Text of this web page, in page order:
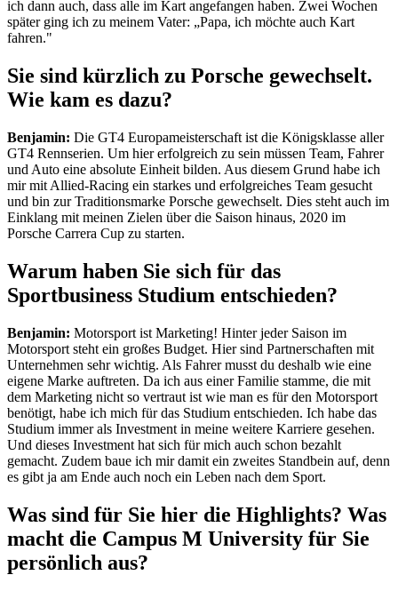
ich dann auch, dass alle im Kart angefangen haben. Zwei Wochen
später ging ich zu meinem Vater: „Papa, ich möchte auch Kart
fahren."
Sie sind kürzlich zu Porsche gewechselt.
Wie kam es dazu?
Benjamin: Die GT4 Europameisterschaft ist die Königsklasse aller
GT4 Rennserien. Um hier erfolgreich zu sein müssen Team, Fahrer
und Auto eine absolute Einheit bilden. Aus diesem Grund habe ich
mir mit Allied-Racing ein starkes und erfolgreiches Team gesucht
und bin zur Traditionsmarke Porsche gewechselt. Dies steht auch im
Einklang mit meinen Zielen über die Saison hinaus, 2020 im
Porsche Carrera Cup zu starten.
Warum haben Sie sich für das
Sportbusiness Studium entschieden?
Benjamin: Motorsport ist Marketing! Hinter jeder Saison im
Motorsport steht ein großes Budget. Hier sind Partnerschaften mit
Unternehmen sehr wichtig. Als Fahrer musst du deshalb wie eine
eigene Marke auftreten. Da ich aus einer Familie stamme, die mit
dem Marketing nicht so vertraut ist wie man es für den Motorsport
benötigt, habe ich mich für das Studium entschieden. Ich habe das
Studium immer als Investment in meine weitere Karriere gesehen.
Und dieses Investment hat sich für mich auch schon bezahlt
gemacht. Zudem baue ich mir damit ein zweites Standbein auf, denn
es gibt ja am Ende auch noch ein Leben nach dem Sport.
Was sind für Sie hier die Highlights? Was
macht die Campus M University für Sie
persönlich aus?